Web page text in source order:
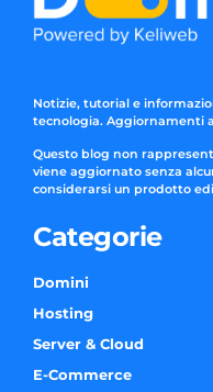
Notizie, tutorial e
tecnologia. Aggiornamenti
Questo blog non
viene aggiornato senza
considerarsi un prodotto
Categorie
Domini
Hosting
Server & Cloud
E-Commerce